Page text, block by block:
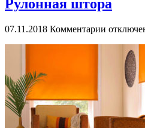
Рулонная штора
07.11.2018 Комментарии к
Рулонная
штора